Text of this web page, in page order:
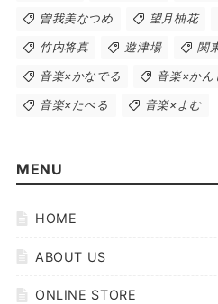
曽我美なつめ 望月柚花
竹内将真 遊津場 関
音楽×かなでる 音楽×かん
音楽×たべる 音楽×よむ
MENU
HOME
ABOUT US
ONLINE STORE